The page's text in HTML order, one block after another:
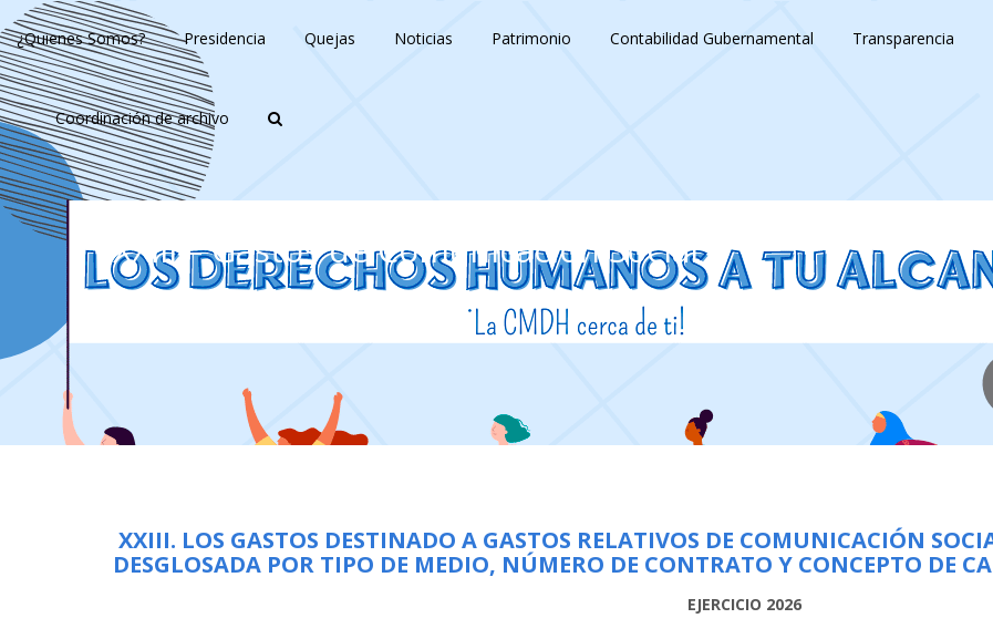
¿Quienes Somos? Presidencia Quejas Noticias Patrimonio Contabilidad Gubernamental Transparencia
Coordinación de archivo
XXIII – Gastos de Comunicación Social
XXIII. LOS GASTOS DESTINADO A GASTOS RELATIVOS DE COMUNICACIÓN
DESGLOSADA POR TIPO DE MEDIO, NÚMERO DE CONTRATO Y CONCEPTO DE
EJERCICIO 2026